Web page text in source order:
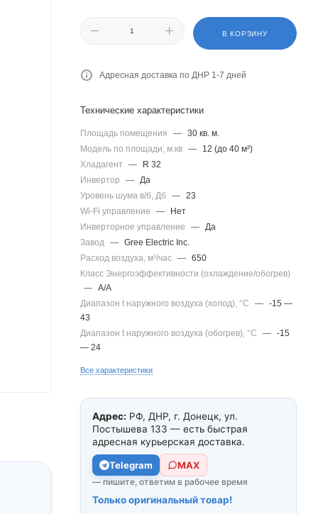
В КОРЗИНУ
Адресная доставка по ДНР 1-7 дней
Технические характеристики
Площадь помещения — 30 кв. м.
Модель по площади, м.кв —
12 (до 40 м²)
Хладагент
—
R 32
Инвертор
— Да
Уровень шума в/б, Дб — 23
Wi-Fi управление
—
Нет
Инверторное управление
— Да
Завод — Gree Electric Inc.
Расход воздуха, м³/час — 650
Класс Энергоэффективности (охлаждение/обогрев)
— A/A
Диапазон t наружного воздуха (холод), °C
— -15 —
43
Диапазон t наружного воздуха (обогрев), °C
— -15
— 24
Все характеристики
Адрес: РФ, ДНР, г. Донецк, ул.
Постышева 133 — есть быстрая
адресная курьерская доставка.
Telegram МАХ
— пишите, ответим в рабочее время
Только оригинальный товар!